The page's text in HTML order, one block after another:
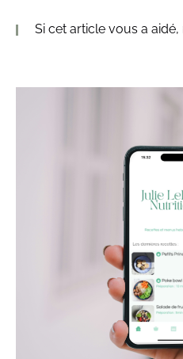
Si cet article vous a aidé,